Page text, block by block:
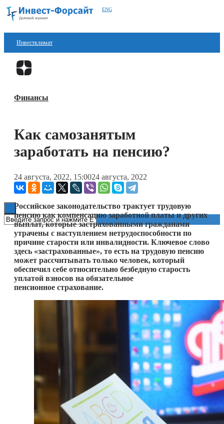
ENG
Инвестклимат
Финансы
Блокчейн
Книги
Финансы
Как самозанятым
заработать на пенсию?
24 августа, 2022, 15:0024 августа, 2022
Российское законодательство трактует трудовую
пенсию как компенсацию заработной платы и других
выплат, которые застрахованными гражданами
утрачены с наступлением нетрудоспособности по
причине старости или инвалидности. Ключевое слово
здесь «застрахованные», то есть на трудовую пенсию
может рассчитывать только человек, который
обеспечил себе относительно безбедную старость
уплатой взносов на обязательное
пенсионное страхование.